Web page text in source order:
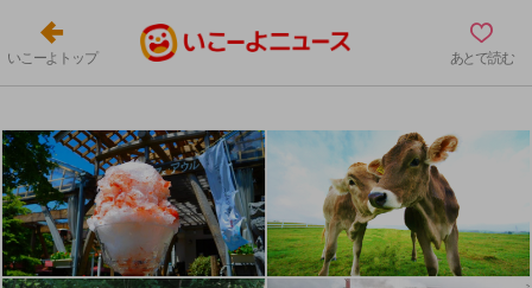
いこーよトップ あとで読む